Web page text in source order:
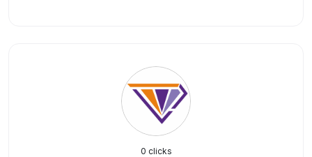
0 clicks